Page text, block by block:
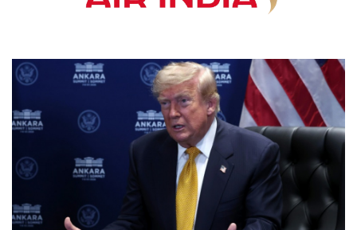
BDT 142.738005
BMD 1.154855
BND 1.478624
BOB 14.004993
BRL 5.916207
BSD 1.153151
BTN 109.628664
BWP 15.63742
BYN 3.410563
BYR 22635.15384
BZD 2.319233